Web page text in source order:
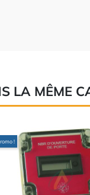
LA MÊME
!